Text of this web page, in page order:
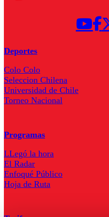
Deportes
Colo Colo
Seleccion Chilena
Universidad de Chile
Torneo Nacional
Programas
LLegó la hora
El Radar
Enfoqué Público
Hoja de Ruta